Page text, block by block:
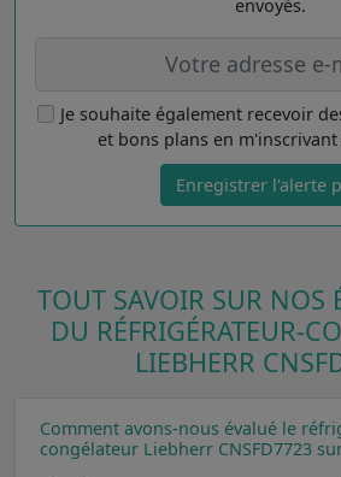
envoyés.
Je souhaite également recevoir
et bons plans en
Enregistrer l'alerte
TOUT SAVOIR SUR NOS
DU RÉFRIGÉRATEUR-
LIEBHERR
Comment avons-nous évalué le
congélateur Liebherr CNSFD7723